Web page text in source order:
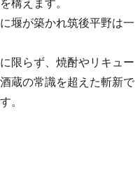
構えます。
堰が築かれ筑後平野は一
限らず、焼酎やリキュー
蔵の常識を超えた斬新で
。